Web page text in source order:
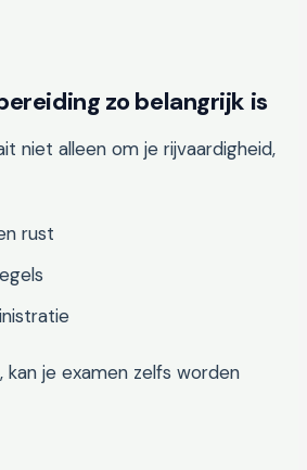
zo belangrijk is
niet alleen om je rijvaardigheid,
rust
je examen zelfs worden